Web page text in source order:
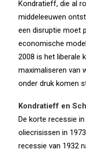
Kondratieff, die al
middeleeuwen
een disruptie moet
economische
2008 is het liberale
maximaliseren van
onder druk komen
Kondratieff en
De korte recessie
oliecrisissen in
recessie van 1932